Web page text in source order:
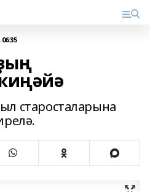
старосталарына